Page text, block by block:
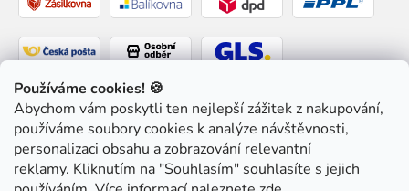
Používáme cookies! 🍪
Abychom vám poskytli ten nejlepší zážitek z nakupování,
používáme soubory cookies k analýze návštěvnosti,
personalizaci obsahu a zobrazování relevantní
reklamy. Kliknutím na "Souhlasím" souhlasíte s jejich
Způsoby platby: